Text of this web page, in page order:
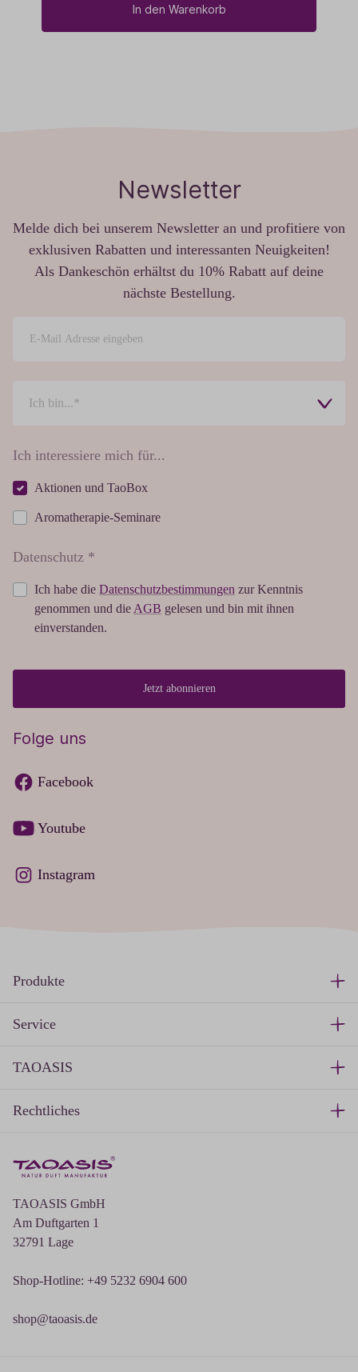
In den Warenkorb
Newsletter
Melde dich bei unserem Newsletter an und profitiere von
exklusiven Rabatten und interessanten Neuigkeiten!
Als Dankeschön erhältst du 10% Rabatt auf deine
nächste Bestellung.
Ich interessiere mich für...
Aktionen und TaoBox
Aromatherapie-Seminare
Datenschutz *
Ich habe die Datenschutzbestimmungen zur Kenntnis
genommen und die AGB gelesen und bin mit ihnen
einverstanden.
Jetzt abonnieren
Folge uns
Facebook
Youtube
Instagram
TAOASIS GmbH
Am Duftgarten 1
32791 Lage
Shop-Hotline: +49 5232 6904 600
shop@taoasis.de
Produkte
Service
TAOASIS
Rechtliches